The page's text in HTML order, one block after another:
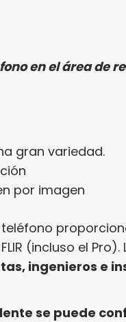
en el área de
gran variedad.
por imagen
(incluso el
ingenieros e
se puede